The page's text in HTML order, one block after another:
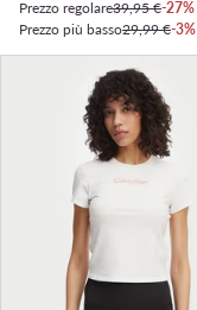
Prezzo regolare39,95 €-27%
Prezzo più basso29,99 €-3%